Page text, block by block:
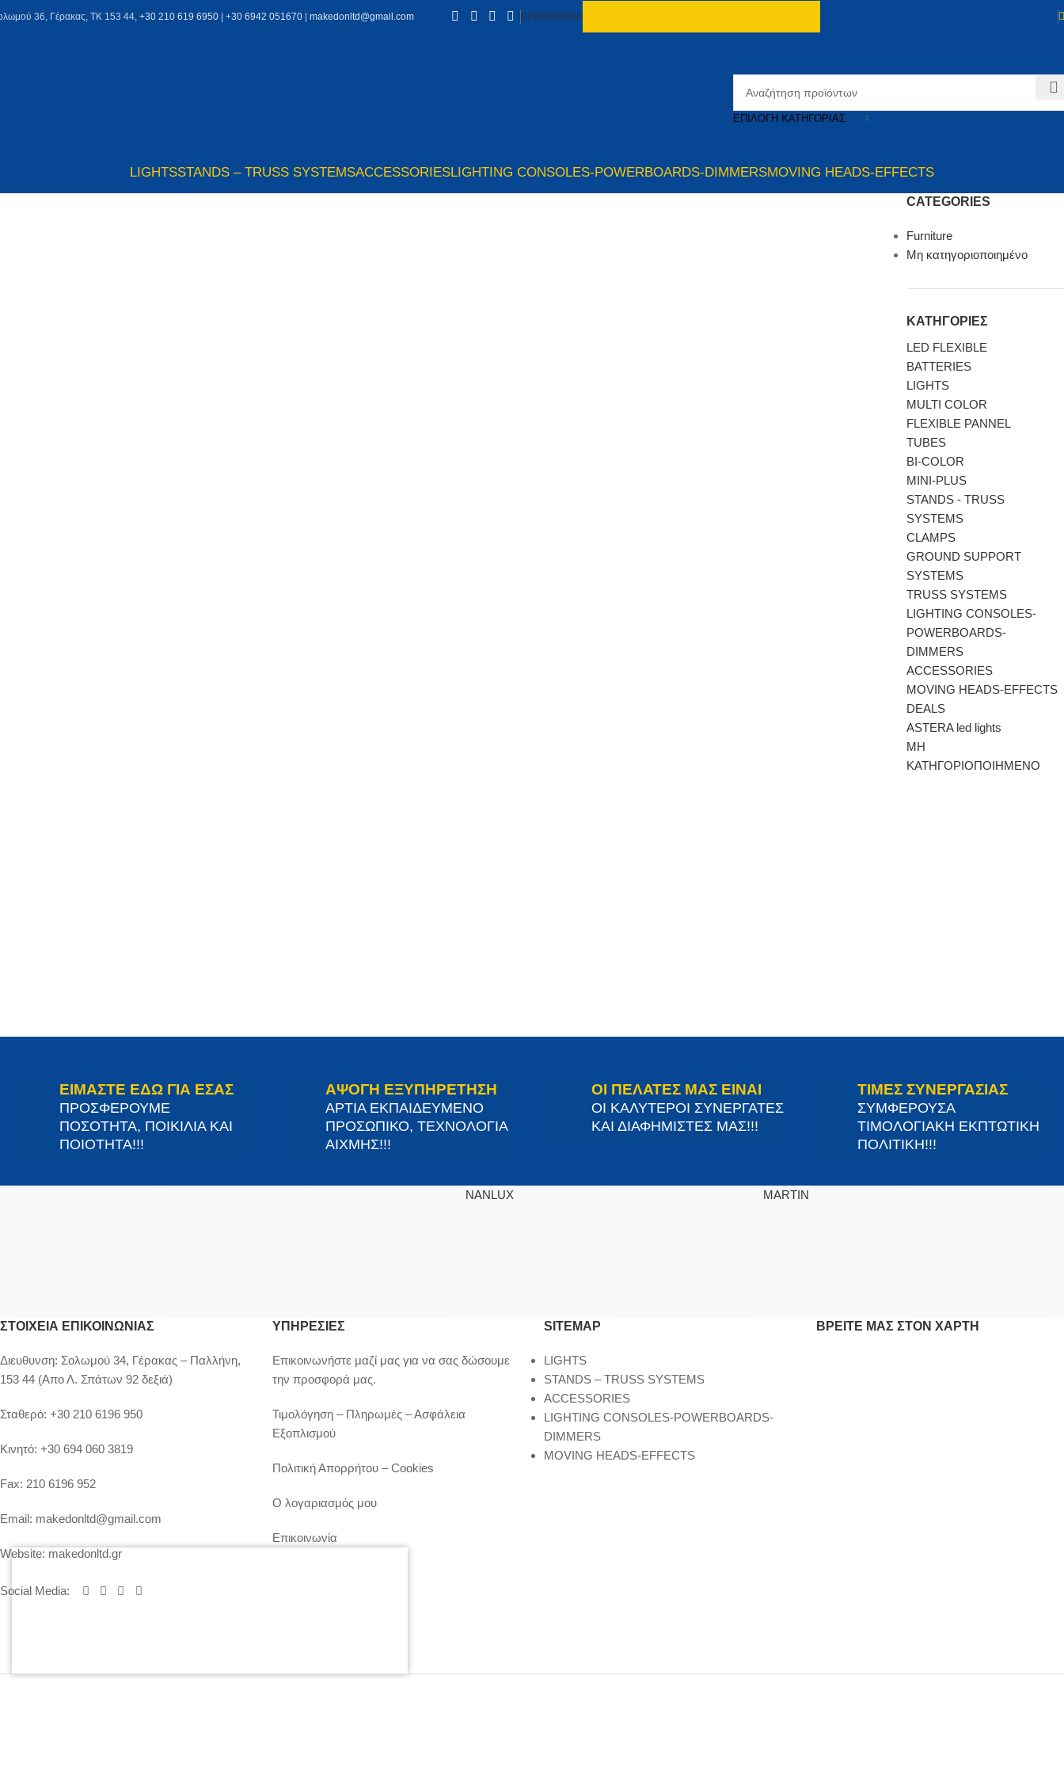
36, Γέρακας, ΤΚ 153 44, +30 210 619 6950 | +30 6942 051670 makedonltd@gmail.com ΕΠΙΚΟΙΝΩΝΙΑ
ΕΠΙΛΟΓΉ ΚΑΤΗΓΟΡΊΑΣ
LIGHTSSTANDS – TRUSS SYSTEMSACCESSORIESLIGHTING CONSOLES-POWERBOARDS-DIMMERSMOVING HEADS-EFFECTS
CATEGORIES
Furniture
Μη κατηγοριοποιημένο
ΚΑΤΗΓΟΡΙΕΣ
LED FLEXIBLE
BATTERIES
LIGHTS
MULTI COLOR
FLEXIBLE PANNEL
TUBES
BI-COLΟR
MINI-PLUS
STANDS - TRUSS
SYSTEMS
CLAMPS
GROUND SUPPORT
SYSTEMS
TRUSS SYSTEMS
LIGHTING CONSOLES-
POWERBOARDS-
DIMMERS
ACCESSORIES
MOVING HEADS-EFFECTS
DEALS
ASTERA led lights
ΜΗ
ΚΑΤΗΓΟΡΙΟΠΟΙΗΜΕΝΟ
ΕΙΜΑΣΤΕ ΕΔΩ ΓΙΑ ΕΣΑΣ
ΠΡΟΣΦΕΡΟΥΜΕ
ΠΟΣΟΤΗΤΑ, ΠΟΙΚΙΛΙΑ ΚΑΙ
ΠΟΙΟΤΗΤΑ!!!
ΑΨΟΓΗ ΕΞΥΠΗΡΕΤΗΣΗ
ΑΡΤΙΑ ΕΚΠΑΙΔΕΥΜΕΝΟ
ΠΡΟΣΩΠΙΚΟ, ΤΕΧΝΟΛΟΓΙΑ
ΑΙΧΜΗΣ!!!
ΟΙ ΠΕΛΑΤΕΣ ΜΑΣ ΕΙΝΑΙ
ΟΙ ΚΑΛΥΤΕΡΟΙ ΣΥΝΕΡΓΑΤΕΣ
ΚΑΙ ΔΙΑΦΗΜΙΣΤΕΣ ΜΑΣ!!!
ΤΙΜΕΣ ΣΥΝΕΡΓΑΣΙΑΣ
ΣΥΜΦΕΡΟΥΣΑ
ΤΙΜΟΛΟΓΙΑΚΗ ΕΚΠΤΩΤΙΚΗ
ΠΟΛΙΤΙΚΗ!!!
NANLUX MARTIN
ΣΤΟΙΧΕΊΑ ΕΠΙΚΟΙΝΩΝΊΑΣ
Διευθυνση: Σολωμού 34, Γέρακας – Παλλήνη,
153 44 (Απο Λ. Σπάτων 92 δεξιά)
Σταθερό: +30 210 6196 950
Κινητό: +30 694 060 3819
Fax: 210 6196 952
Email: makedonltd@gmail.com
Website: makedonltd.gr
Social Media:
ΥΠΗΡΕΣΙΕΣ
Επικοινωνήστε μαζί μας για να σας δώσουμε
την προσφορά μας.
Τιμολόγηση – Πληρωμές – Ασφάλεια
Εξοπλισμού
Πολιτική Απορρήτου – Cookies
Ο λογαριασμός μου
Επικοινωνία
SITEMAP
LIGHTS
STANDS – TRUSS SYSTEMS
ACCESSORIES
LIGHTING CONSOLES-POWERBOARDS-
DIMMERS
MOVING HEADS-EFFECTS
ΒΡΕΊΤΕ ΜΑΣ ΣΤΟΝ ΧΆΡΤΗ